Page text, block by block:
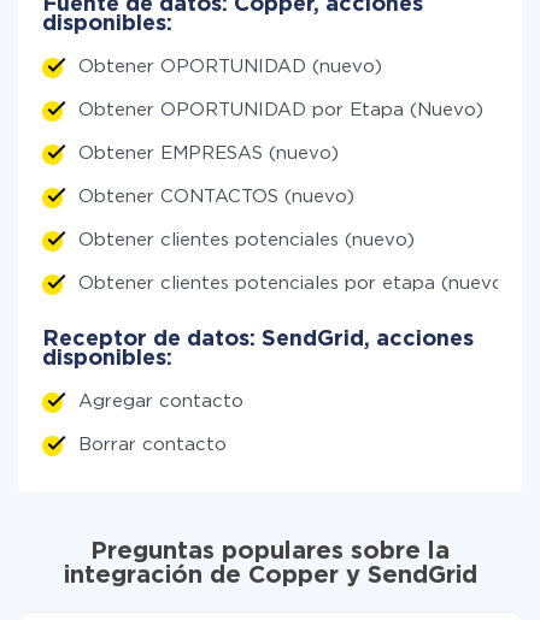
Fuente de datos: Copper, acciones
disponibles:
Obtener OPORTUNIDAD (nuevo)
Obtener OPORTUNIDAD por Etapa (Nuevo)
Obtener EMPRESAS (nuevo)
Obtener CONTACTOS (nuevo)
Obtener clientes potenciales (nuevo)
Obtener clientes potenciales por etapa (nuevo)
Receptor de datos: SendGrid, acciones
disponibles:
Agregar contacto
Borrar contacto
Preguntas populares sobre la
integración de Copper y SendGrid